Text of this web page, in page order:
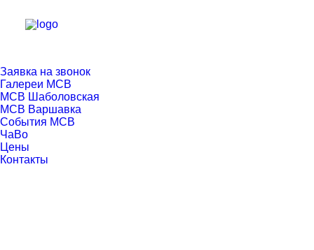
Заявка на звонок
Галереи МСВ
МСВ Шаболовская
МСВ Варшавка
События МСВ
ЧаВо
Цены
Контакты